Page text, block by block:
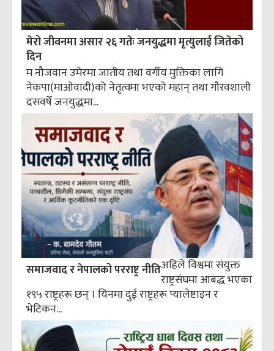
मेरो जीवनमा असार २६ गतेः जनयुद्धमा मृत्युलाई जितेको
दिन
म नौजवान उमेरमा जातीय तथा वर्गीय मुक्तिका लागि
नेकपा(माओवादी)को नेतृत्वमा भएको महान् तथा गौरवशाली
दसवर्षे जनयुद्धमा...
समाजवाद र नेपालको परराष्ट्र नीतिअहिले विश्वमा संयुक्त
राष्ट्रसंघमा आबद्ध भएका
१९५ राष्ट्रहरू छन् । यिनमा दुई राष्ट्रहरू प्यालेष्टाइन र
भेटिकन...